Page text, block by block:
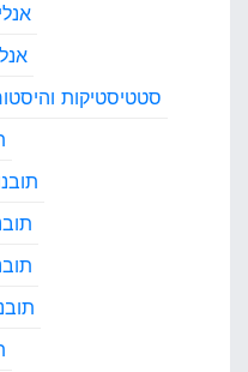
סטטיסטיקות